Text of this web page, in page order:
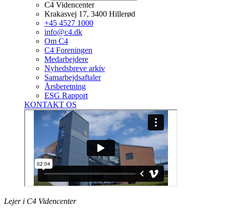
C4 Videncenter
Krakasvej 17, 3400 Hillerød
+45 4527 1000
info@c4.dk
Om C4
C4 Foreningen
Medarbejdere
Nyhedsbreve arkiv
Samarbejdsaftaler
Årsberetning
ESG Rapport
KONTAKT OS
Lejer i C4 Videncenter